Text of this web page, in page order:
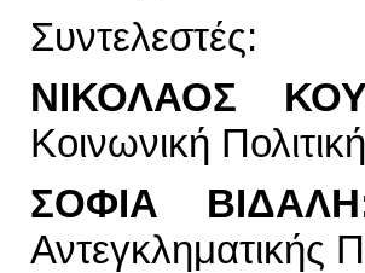
Συντελεστές:
ΝΙΚΟΛΑΟΣ
Κοινωνική
ΣΟΦΙΑ
Αντεγκληματικής